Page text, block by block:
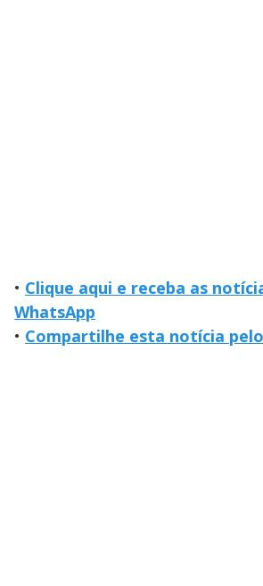
• Clique aqui e receba as
WhatsApp
• Compartilhe esta notícia